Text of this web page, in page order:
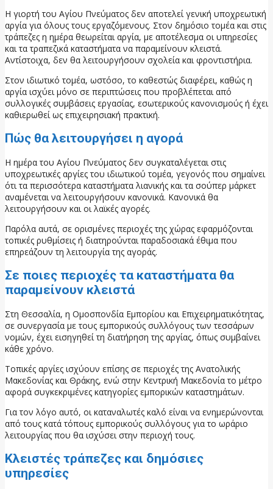
Η γιορτή του Αγίου Πνεύματος δεν αποτελεί γενική υποχρεωτική
αργία για όλους τους εργαζόμενους. Στον δημόσιο τομέα και στις
τράπεζες η ημέρα θεωρείται αργία, με αποτέλεσμα οι υπηρεσίες
και τα τραπεζικά καταστήματα να παραμείνουν κλειστά.
Αντίστοιχα, δεν θα λειτουργήσουν σχολεία και φροντιστήρια.
Στον ιδιωτικό τομέα, ωστόσο, το καθεστώς διαφέρει, καθώς η
αργία ισχύει μόνο σε περιπτώσεις που προβλέπεται από
συλλογικές συμβάσεις εργασίας, εσωτερικούς κανονισμούς ή έχει
καθιερωθεί ως επιχειρησιακή πρακτική.
Πώς θα λειτουργήσει η αγορά
Η ημέρα του Αγίου Πνεύματος δεν συγκαταλέγεται στις
υποχρεωτικές αργίες του ιδιωτικού τομέα, γεγονός που σημαίνει
ότι τα περισσότερα καταστήματα λιανικής και τα σούπερ μάρκετ
αναμένεται να λειτουργήσουν κανονικά. Κανονικά θα
λειτουργήσουν και οι λαϊκές αγορές.
Παρόλα αυτά, σε ορισμένες περιοχές της χώρας εφαρμόζονται
τοπικές ρυθμίσεις ή διατηρούνται παραδοσιακά έθιμα που
επηρεάζουν τη λειτουργία της αγοράς.
Σε ποιες περιοχές τα καταστήματα θα
παραμείνουν κλειστά
Στη Θεσσαλία, η Ομοσπονδία Εμπορίου και Επιχειρηματικότητας,
σε συνεργασία με τους εμπορικούς συλλόγους των τεσσάρων
νομών, έχει εισηγηθεί τη διατήρηση της αργίας, όπως συμβαίνει
κάθε χρόνο.
Τοπικές αργίες ισχύουν επίσης σε περιοχές της Ανατολικής
Μακεδονίας και Θράκης, ενώ στην Κεντρική Μακεδονία το μέτρο
αφορά συγκεκριμένες κατηγορίες εμπορικών καταστημάτων.
Για τον λόγο αυτό, οι καταναλωτές καλό είναι να ενημερώνονται
από τους κατά τόπους εμπορικούς συλλόγους για το ωράριο
λειτουργίας που θα ισχύσει στην περιοχή τους.
Κλειστές τράπεζες και δημόσιες
υπηρεσίες